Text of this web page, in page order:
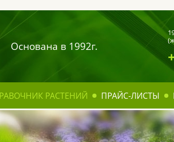
Основана в 1992г.
РАСТЕНИЙ ПРАЙС-ЛИСТЫ